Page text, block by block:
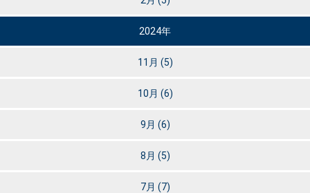
2024年
11月 (5)
10月 (6)
9月 (6)
8月 (5)
7月 (7)